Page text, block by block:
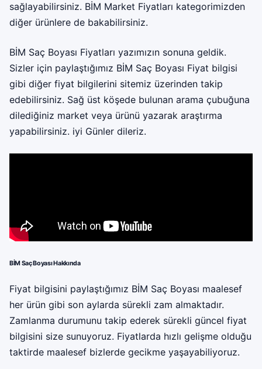
sağlayabilirsiniz. BİM Market Fiyatları kategorimizden
diğer ürünlere de bakabilirsiniz.
BİM Saç Boyası Fiyatları yazımızın sonuna geldik.
Sizler için paylaştığımız BİM Saç Boyası Fiyat bilgisi
gibi diğer fiyat bilgilerini sitemiz üzerinden takip
edebilirsiniz. Sağ üst köşede bulunan arama çubuğuna
dilediğiniz market veya ürünü yazarak araştırma
yapabilirsiniz. iyi Günler dileriz.
BİM Saç Boyası Hakkında
Fiyat bilgisini paylaştığımız BİM Saç Boyası maalesef
her ürün gibi son aylarda sürekli zam almaktadır.
Zamlanma durumunu takip ederek sürekli güncel fiyat
bilgisini size sunuyoruz. Fiyatlarda hızlı gelişme olduğu
taktirde maalesef bizlerde gecikme yaşayabiliyoruz.